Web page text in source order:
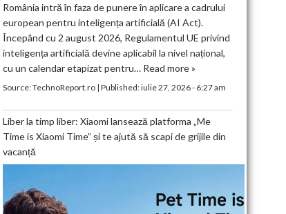
România intră în faza de punere în aplicare a cadrului
european pentru inteligența artificială (AI Act).
Începând cu 2 august 2026, Regulamentul UE privind
inteligența artificială devine aplicabil la nivel național,
cu un calendar etapizat pentru… Read more »
Source:TechnoReport.ro| Published:iulie 27, 2026 - 6:27 am
Liber la timp liber: Xiaomi lansează platforma „Me
Time is Xiaomi Time” și te ajută să scapi de grijile din
vacanță